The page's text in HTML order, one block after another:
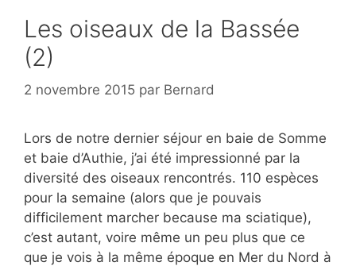
Les oiseaux de la Bassée
(2)
2 novembre 2015 par Bernard
Lors de notre dernier séjour en baie de Somme
et baie d’Authie, j’ai été impressionné par la
diversité des oiseaux rencontrés. 110 espèces
pour la semaine (alors que je pouvais
difficilement marcher because ma sciatique),
c’est autant, voire même un peu plus que ce
que je vois à la même époque en Mer du Nord à